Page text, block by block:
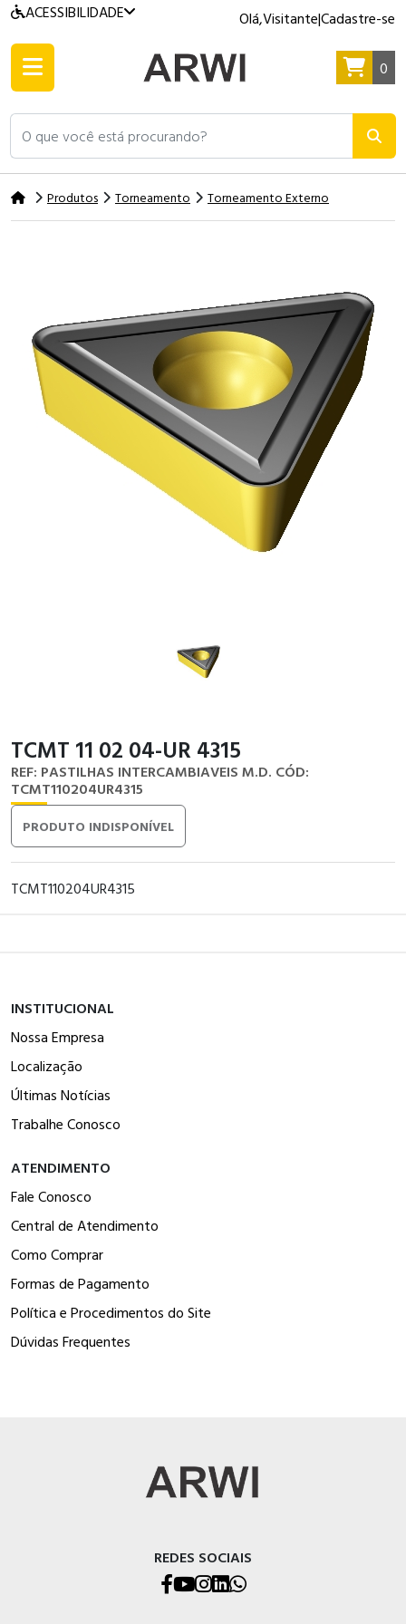
ACESSIBILIDADE Olá,Visitante|Cadastre-se
O que você está procurando?
0
Produtos Torneamento Torneamento Externo
TCMT 11 02 04-UR 4315
REF: PASTILHAS INTERCAMBIAVEIS M.D. CÓD:
TCMT110204UR4315
PRODUTO INDISPONÍVEL
TCMT110204UR4315
INSTITUCIONAL
Nossa Empresa
Localização
Últimas Notícias
Trabalhe Conosco
ATENDIMENTO
Fale Conosco
Central de Atendimento
Como Comprar
Formas de Pagamento
Política e Procedimentos do Site
Dúvidas Frequentes
REDES SOCIAIS